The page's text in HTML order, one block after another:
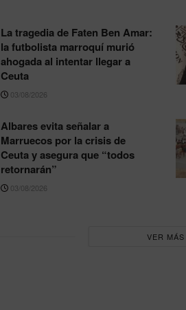
La tragedia de Faten Ben Amar:
la futbolista marroquí murió
ahogada al intentar llegar a
Ceuta
03/08/2026
Albares evita señalar a
Marruecos por la crisis de
Ceuta y asegura que “todos
retornarán”
03/08/2026
VER MÁS